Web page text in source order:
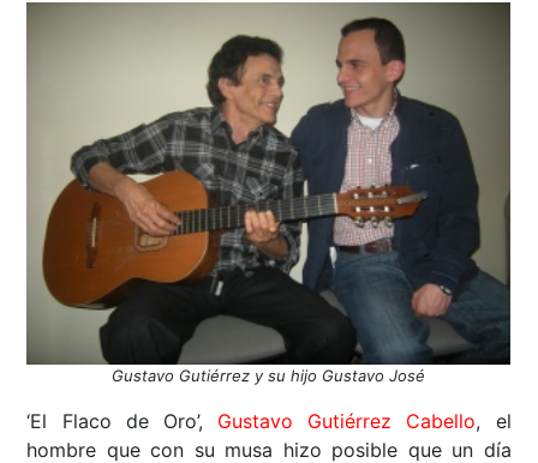
Gustavo Gutiérrez y su hijo Gustavo José
‘El Flaco de Oro’, Gustavo Gutiérrez Cabello, el
hombre que con su musa hizo posible que un día